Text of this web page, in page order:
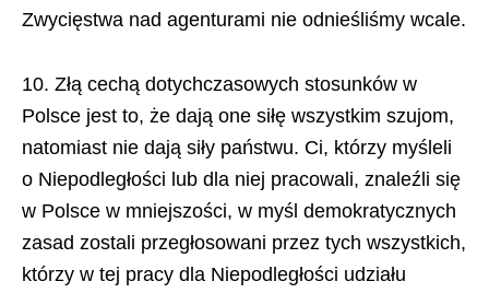
Zwycięstwa nad agenturami nie odnieśliśmy wcale.
10. Złą cechą dotychczasowych stosunków w
Polsce jest to, że dają one siłę wszystkim szujom,
natomiast nie dają siły państwu. Ci, którzy myśleli
o Niepodległości lub dla niej pracowali, znaleźli się
w Polsce w mniejszości, w myśl demokratycznych
zasad zostali przegłosowani przez tych wszystkich,
którzy w tej pracy dla Niepodległości udziału